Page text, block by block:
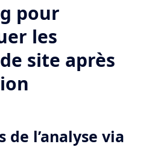
pour
les
site après
de l’analyse via